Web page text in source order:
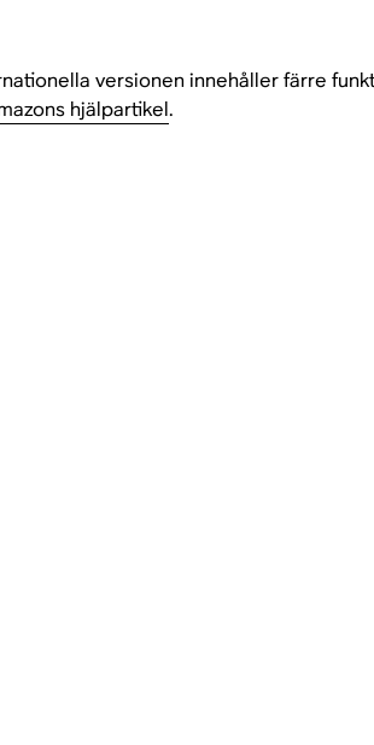
versionen innehåller färre
hjälpartikel.